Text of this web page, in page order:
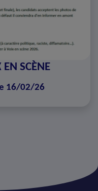
SCÈNE
16/02/26